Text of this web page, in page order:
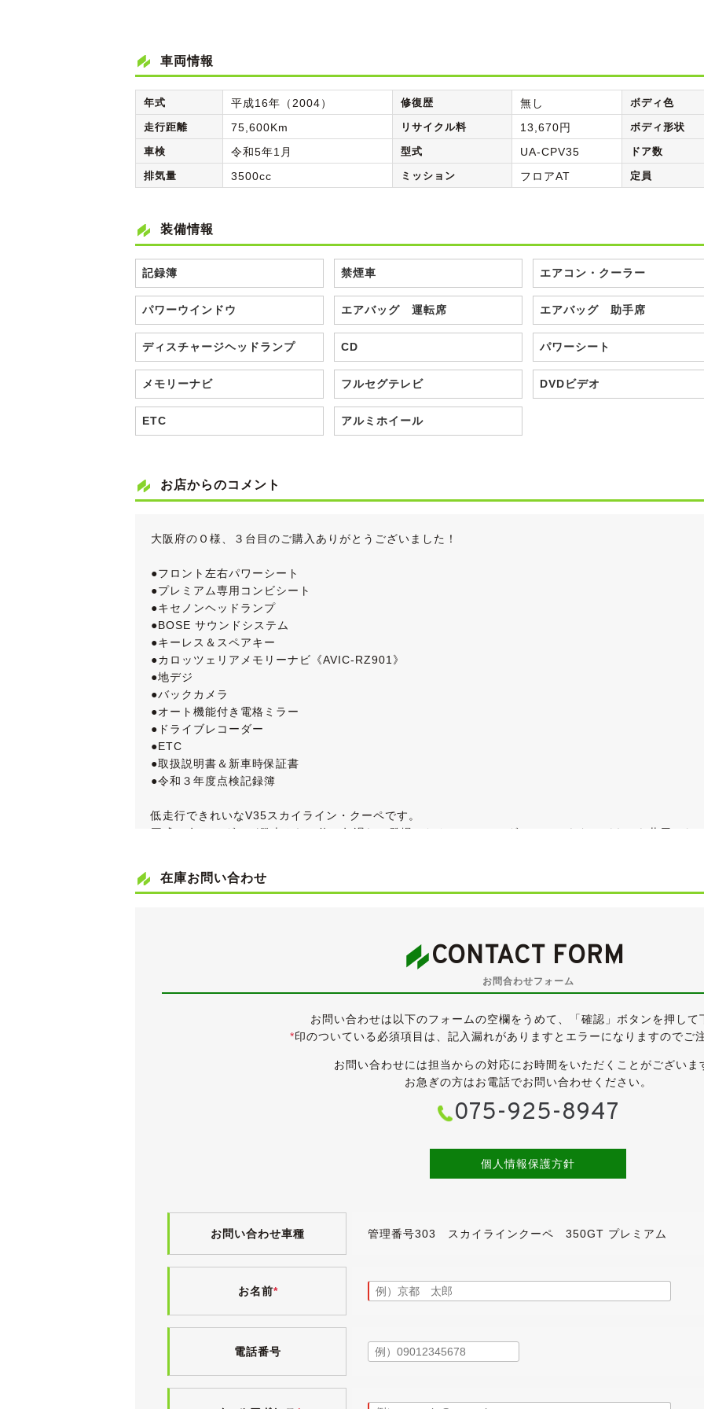
車両情報
年式 平成16年（2004） 修復歴 無し ボディ色
走行距離 75,600Km リサイクル料 13,670円 ボディ形状
車検 令和5年1月 型式 UA-CPV35 ドア数
排気量 3500cc ミッション フロアAT 定員
装備情報
記録簿 禁煙車 エアコン・クーラー
パワーウインドウ エアバッグ 運転席 エアバッグ 助手席
ディスチャージヘッドランプ CD パワーシート
メモリーナビ フルセグテレビ DVDビデオ
ETC アルミホイール
お店からのコメント
大阪府のＯ様、３台目のご購入ありがとうございました！
●フロント左右パワーシート
●プレミアム専用コンビシート
●キセノンヘッドランプ
●BOSE サウンドシステム
●キーレス＆スペアキー
●カロッツェリアメモリーナビ《AVIC-RZ901》
●地デジ
●バックカメラ
●オート機能付き電格ミラー
●ドライブレコーダー
●ETC
●取扱説明書＆新車時保証書
●令和３年度点検記録簿
低走行できれいなV35スカイライン・クーペです。
平成13年にセダンが発売され、約２年遅れて登場したクーペは、セダンとはアウターパネルを共用しな
ダンを上回る値となっています。
車検が令和５年１月までと大変長く残っていますので、そのまま乗って帰っていただくことが可能です。
前後バンパーに小傷がいくつか、左サイドステップに線傷がございますが、どちらもそれほど気になる
念のため、拡大写真を掲載していますので、ご確認ください。
その他、中古車ですので小傷・薄傷・小凹・補修跡など見つかるかと思いますが、大きく目立つものはご
ボディにはまだ艶が残っており、ヘッドランプレンズもクリアで、年式や走行距離を考えても十分にきれ
また、仕入れ先業者オークションの出品票を見る限りですが、鈑金塗装による補修歴はございません。
プレミアム専用となるコンビシートは、運転席に多少のスレはございますが、全体的に状態は良好です。
灰皿やシガーライターは使用された形跡が見受けられず、当然ですがヤニ汚れやタバコ臭はございません
少しでも気持ちよくお乗りいただけるよう、入庫時に業務用除菌スチームを施工しています。
パイオニア(カロッツェリア)のメモリーナビ《AVIC-RZ901》が備わり、地デジやバックカメラも装備さ
(純正ナビもそのまま残されていますが、モニターを収納しておけば邪魔になることはないと思います。)
ランクオープナーは動作確認済みです。
《各機関》
高速道路を含め40kmほど試乗しましたが、エンジンやオートマに特に気になるところはございませんで
在庫お問い合わせ
CONTACT FORM
お問合わせフォーム
お問い合わせは以下のフォームの空欄をうめて、「確認」ボタンを押して
*印のついている必須項目は、記入漏れがありますとエラーになりますのでご
お問い合わせには担当からの対応にお時間をいただくことがございま
お急ぎの方はお電話でお問い合わせください。
075-925-8947
個人情報保護方針
お問い合わせ車種 管理番号303 スカイラインクーペ 350GT プレミアム
お名前*
電話番号